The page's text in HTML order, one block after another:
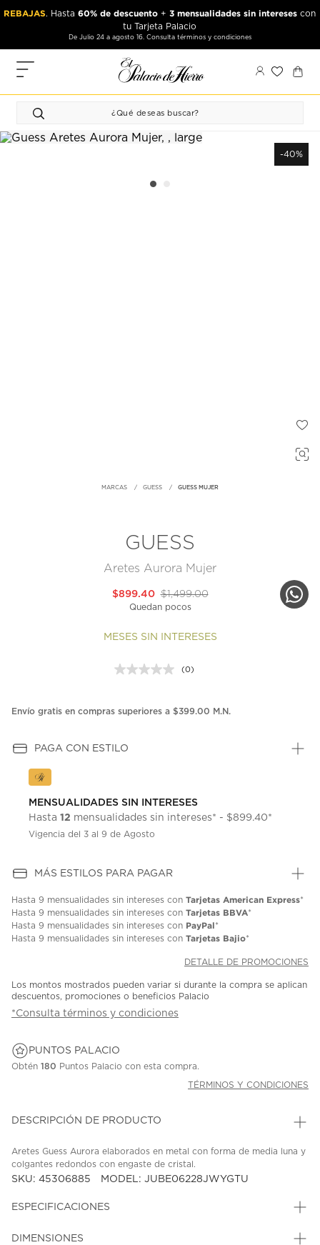
al
principal
al
de
pie
REBAJAS. Hasta60% de descuento +3 mensualidades sin intereses con
tu Tarjeta Palacio
De Julio 24 a agosto 16. Consulta términos y condiciones
MIS
FAVORITOS
PERFIL
MARCAS GUESS GUESS MUJER
-40%
GUESS
Aretes Aurora Mujer
$1,499.00
$899.40
Quedan pocos
MESES SIN INTERESES
Sin
en
(0)
Envío gratis en compras superiores a $399.00 M.N.
PAGA CON ESTILO
MENSUALIDADES SIN INTERESES
Hasta 12 mensualidades sin intereses* - $899.40*
Vigencia del 3 al 9 de Agosto
MÁS ESTILOS PARA PAGAR
Hasta 9 mensualidades sin intereses con Tarjetas American Express*
Hasta 9 mensualidades sin intereses con Tarjetas BBVA*
Hasta 9 mensualidades sin intereses con PayPal*
Hasta 9 mensualidades sin intereses con Tarjetas Bajio*
DETALLE DE PROMOCIONES
Los montos mostrados pueden variar si durante la compra se aplican
descuentos, promociones o beneficios Palacio
*Consulta términos y condiciones
PUNTOS PALACIO
Obtén 180 Puntos Palacio con esta compra.
TÉRMINOS Y CONDICIONES
DESCRIPCIÓN DE PRODUCTO
Aretes Guess Aurora elaborados en metal con forma de media luna y
colgantes redondos con engaste de cristal.
SKU: 45306885 MODEL: JUBE06228JWYGTU
ESPECIFICACIONES
DIMENSIONES